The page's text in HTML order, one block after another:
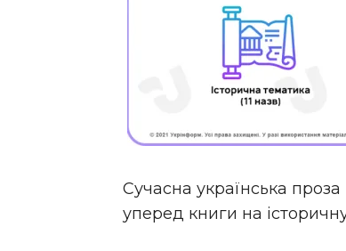
Сучасна українська
уперед книги на